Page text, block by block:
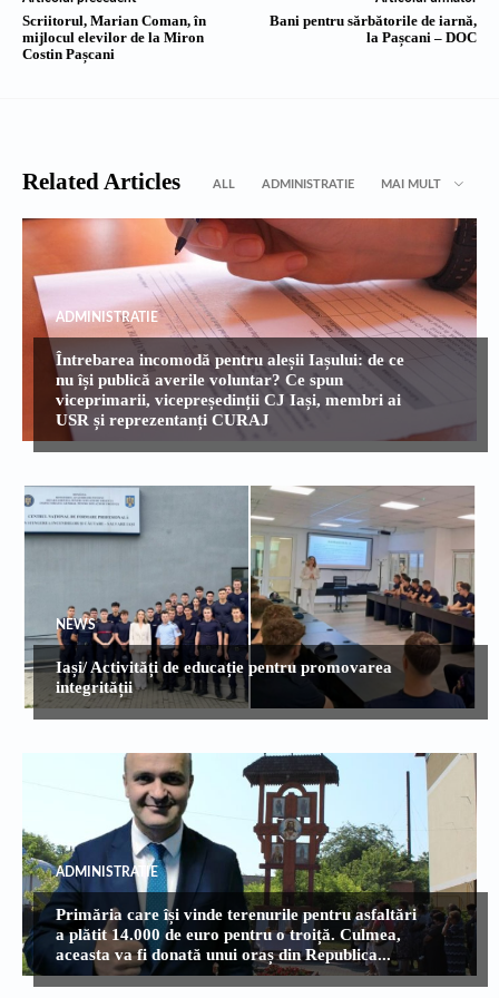
Scriitorul, Marian Coman, în
mijlocul elevilor de la Miron
Costin Pașcani
Bani pentru sărbătorile de iarnă,
la Pașcani – DOC
Related Articles ALL ADMINISTRATIE MAI MULT
ADMINISTRATIE
Întrebarea incomodă pentru aleșii Iașului: de ce
nu își publică averile voluntar? Ce spun
viceprimarii, vicepreședinții CJ Iași, membri ai
USR și reprezentanți CURAJ
NEWS
Iași/ Activități de educație pentru promovarea
integrității
ADMINISTRATIE
Primăria care își vinde terenurile pentru asfaltări
a plătit 14.000 de euro pentru o troiță. Culmea,
aceasta va fi donată unui oraș din Republica...